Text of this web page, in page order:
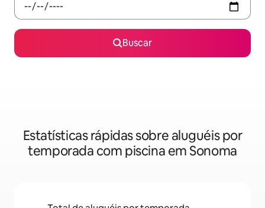
Buscar
Estatísticas rápidas sobre aluguéis por
temporada com piscina em Sonoma